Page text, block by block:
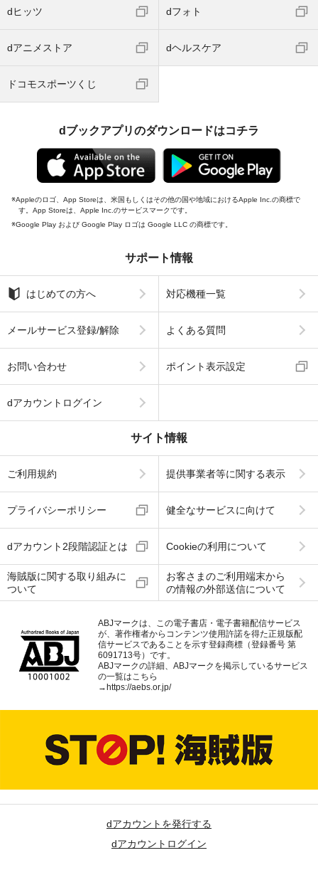
dヒッツ dフォト
dアニメストア dヘルスケア
ドコモスポーツくじ
dブックアプリのダウンロードはコチラ
Appleのロゴ、App Storeは、米国もしくはその他の国や地域におけるApple Inc.の商標で
す。App Storeは、Apple Inc.のサービスマークです。
Google Play および Google Play ロゴは Google LLC の商標です。
サポート情報
はじめての方へ 対応機種一覧
メールサービス登録/解除 よくある質問
お問い合わせ ポイント表示設定
dアカウントログイン
サイト情報
ご利用規約 提供事業者等に関する表示
プライバシーポリシー 健全なサービスに向けて
dアカウント2段階認証とは Cookieの利用について
海賊版に関する取り組みに
ついて
お客さまのご利用端末から
の情報の外部送信について
ABJマークは、この電子書店・電子書籍配信サービス
が、著作権者からコンテンツ使用許諾を得た正規版配
信サービスであることを示す登録商標（登録番号 第
6091713号）です。
ABJマークの詳細、ABJマークを掲示しているサービス
の一覧はこちら
→https://aebs.or.jp/
dアカウントを発行する
dアカウントログイン